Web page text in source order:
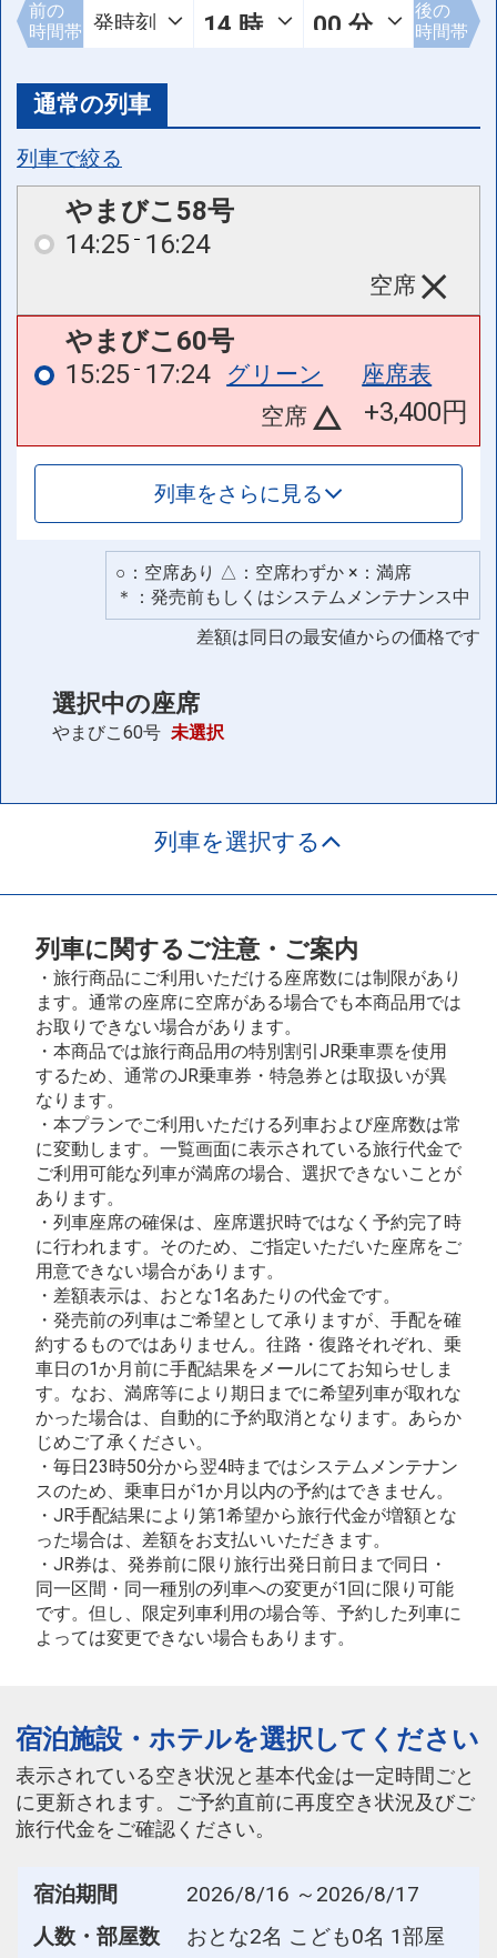
前の
時間帯
後の
時間帯
通常の列車
列車で絞る
やまびこ58号
14:25 16:24
空席
やまびこ60号
15:25 17:24 グリーン
座席表
空席
+3,400円
列車をさらに見る
○：空席あり △：空席わずか ×：満席
＊：発売前もしくはシステムメンテナンス中
差額は同日の最安値からの価格です
選択中の座席
やまびこ60号 未選択
列車を選択する
列車に関するご注意・ご案内
・旅行商品にご利用いただける座席数には制限があり
ます。通常の座席に空席がある場合でも本商品用では
お取りできない場合があります。
・本商品では旅行商品用の特別割引JR乗車票を使用
するため、通常のJR乗車券・特急券とは取扱いが異
なります。
・本プランでご利用いただける列車および座席数は常
に変動します。一覧画面に表示されている旅行代金で
ご利用可能な列車が満席の場合、選択できないことが
あります。
・列車座席の確保は、座席選択時ではなく予約完了時
に行われます。そのため、ご指定いただいた座席をご
用意できない場合があります。
・差額表示は、おとな1名あたりの代金です。
・発売前の列車はご希望として承りますが、手配を確
約するものではありません。往路・復路それぞれ、乗
車日の1か月前に手配結果をメールにてお知らせしま
す。なお、満席等により期日までに希望列車が取れな
かった場合は、自動的に予約取消となります。あらか
じめご了承ください。
・毎日23時50分から翌4時まではシステムメンテナン
スのため、乗車日が1か月以内の予約はできません。
・JR手配結果により第1希望から旅行代金が増額とな
った場合は、差額をお支払いいただきます。
・JR券は、発券前に限り旅行出発日前日まで同日・
同一区間・同一種別の列車への変更が1回に限り可能
です。但し、限定列車利用の場合等、予約した列車に
よっては変更できない場合もあります。
宿泊施設・ホテルを選択してください
表示されている空き状況と基本代金は一定時間ごと
に更新されます。ご予約直前に再度空き状況及びご
旅行代金をご確認ください。
宿泊期間
2026/8/16 ～2026/8/17
人数・部屋数
おとな2名 こども0名 1部屋